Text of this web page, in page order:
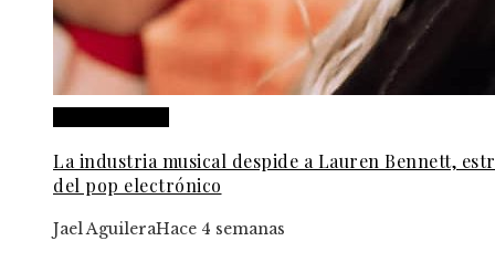
La industria musical despide a Lauren Bennett,
del pop electrónico
Jael AguileraHace 4 semanas